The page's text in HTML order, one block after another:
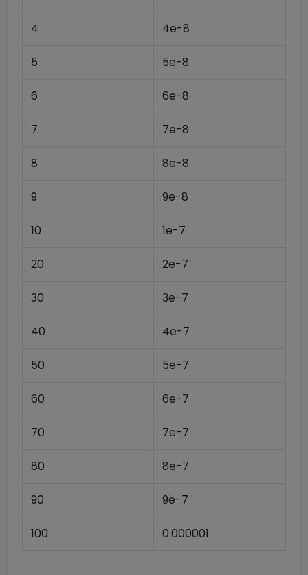
4 4e-8
5 5e-8
6 6e-8
7 7e-8
8 8e-8
9 9e-8
10 1e-7
20 2e-7
30 3e-7
40 4e-7
50 5e-7
60 6e-7
70 7e-7
80 8e-7
90 9e-7
100 0.000001